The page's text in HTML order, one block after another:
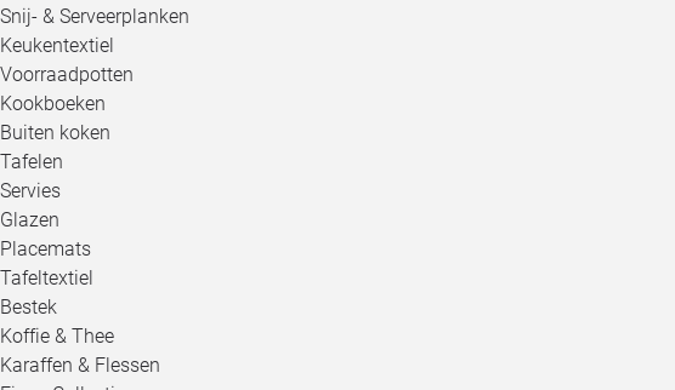
Snij- & Serveerplanken
Keukentextiel
Voorraadpotten
Kookboeken
Buiten koken
Tafelen
Servies
Glazen
Placemats
Tafeltextiel
Bestek
Koffie & Thee
Karaffen & Flessen